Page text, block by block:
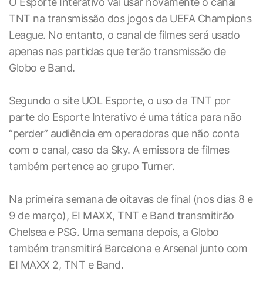
TNT na transmissão dos jogos da UEFA Champions
League. No entanto, o canal de filmes será usado
apenas nas partidas que terão transmissão de
Globo e Band.
Segundo o site UOL Esporte, o uso da TNT por
parte do Esporte Interativo é uma tática para não
“perder” audiência em operadoras que não conta
com o canal, caso da Sky. A emissora de filmes
também pertence ao grupo Turner.
Na primeira semana de oitavas de final (nos dias 8 e
9 de março), EI MAXX, TNT e Band transmitirão
Chelsea e PSG. Uma semana depois, a Globo
também transmitirá Barcelona e Arsenal junto com
EI MAXX 2, TNT e Band.